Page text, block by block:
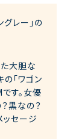
レー」の
大胆な
「ワゴン
す。女優
黒なの？
ッセージ